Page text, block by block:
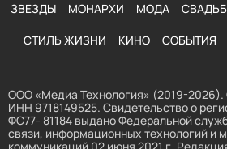
ЗВЕЗДЫ МОНАРХИ МОДА
СТИЛЬ ЖИЗНИ КИНО СОБЫТИЯ
ООО «Медиа Технология» (2019-2026).
ИНН 9718149525. Свидетельство о
ФС77- 81184 выдано Федеральной
связи, информационных технологий и